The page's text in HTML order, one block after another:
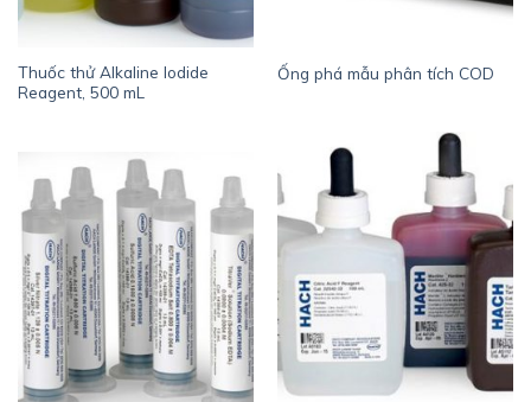
Thuốc thử Alkaline Iodide
Reagent, 500 mL
Ống phá mẫu phân tích COD